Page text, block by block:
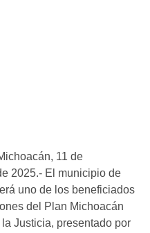
11 de
2025.- El municipio de
uno de los beneficiados
del Plan Michoacán
Justicia, presentado por